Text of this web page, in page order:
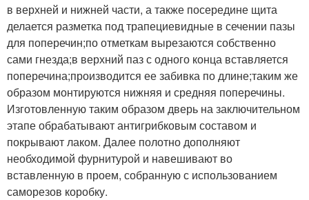
в верхней и нижней части, а также посередине щита
делается разметка под трапециевидные в сечении пазы
для поперечин;по отметкам вырезаются собственно
сами гнезда;в верхний паз с одного конца вставляется
поперечина;производится ее забивка по длине;таким же
образом монтируются нижняя и средняя поперечины.
Изготовленную таким образом дверь на заключительном
этапе обрабатывают антигрибковым составом и
покрывают лаком. Далее полотно дополняют
необходимой фурнитурой и навешивают во
вставленную в проем, собранную с использованием
саморезов коробку.